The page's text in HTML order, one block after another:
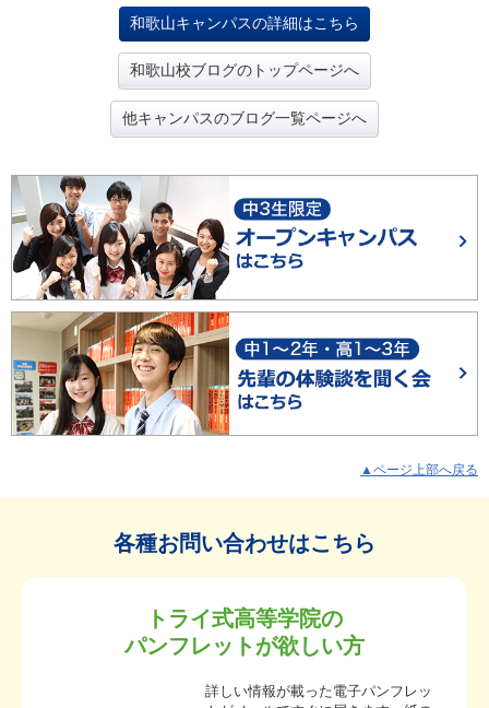
和歌山キャンパスの詳細はこちら
和歌山校ブログのトップページへ
他キャンパスのブログ一覧ページへ
▲ページ上部へ戻る
各種お問い合わせはこちら
トライ式高等学院の
パンフレットが欲しい方
詳しい情報が載った電子パンフレッ